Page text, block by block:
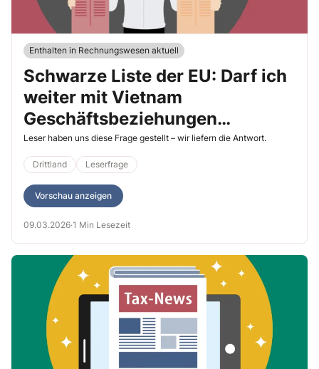
Enthalten in Rechnungswesen aktuell
Schwarze Liste der EU: Darf ich
weiter mit Vietnam
Geschäftsbeziehungen
unterhalten?
Leser haben uns diese Frage gestellt – wir liefern die Antwort.
Drittland Leserfrage
Vorschau anzeigen
09.03.2026·1 Min Lesezeit